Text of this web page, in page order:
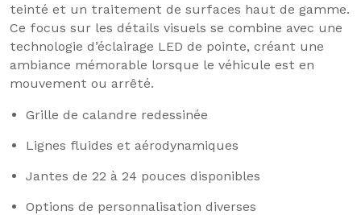
teinté et un traitement de surfaces haut de gamme.
Ce focus sur les détails visuels se combine avec une
technologie d’éclairage LED de pointe, créant une
ambiance mémorable lorsque le véhicule est en
mouvement ou arrêté.
Grille de calandre redessinée
Lignes fluides et aérodynamiques
Jantes de 22 à 24 pouces disponibles
Options de personnalisation diverses